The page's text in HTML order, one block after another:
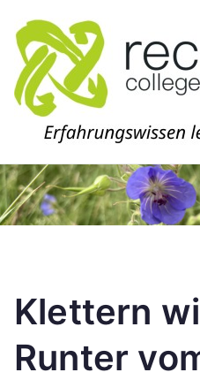
Inhalt
springen
Klettern
Runter